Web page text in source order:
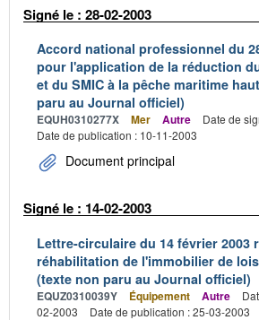
Signé le : 28-02-2003
Accord national professionnel du
pour l'application de la réduction
et du SMIC à la pêche maritime
paru au Journal officiel)
EQUH0310277X Mer Autre
Date de
Date de publication : 10-11-2003
Document principal
Signé le : 14-02-2003
Lettre-circulaire du 14 février 2003
réhabilitation de l'immobilier de
(texte non paru au Journal officiel)
EQUZ0310039Y Équipement Autre
02-2003
Date de publication : 25-03-2003